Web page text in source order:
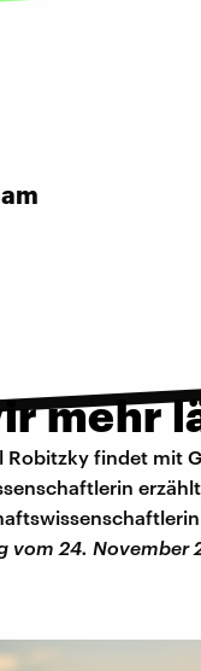
mehr
findet mit
vom 24. November